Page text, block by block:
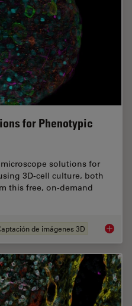
for Phenotypic
solutions for
3D-cell culture, both
this free, on-demand
de imágenes 3D